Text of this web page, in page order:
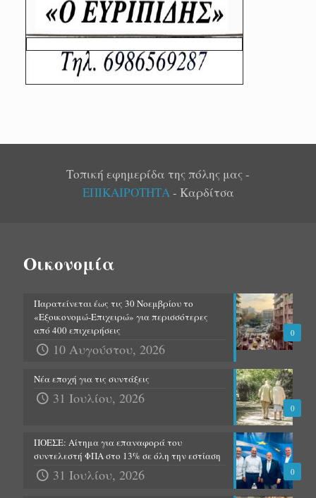
Τοπική εφημερίδα της πόλης μας -
ΕΠΙΚΑΙΡΟΤΗΤΑ- Καρδίτσα
Οικονομία
0
Παρατείνεται έως τις 30 Νοεμβρίου το
«Εξοικονομώ-Επιχειρώ» για περισσότερες
από 400 επιχειρήσεις
10 Αυγούστου, 2026
0
Νέα εποχή για τις συντάξεις
31 Ιουλίου, 2026
0
ΠΟΕΣΕ: Αίτημα για επαναφορά του
συντελεστή ΦΠΑ στο 13% σε όλη την εστίαση
31 Ιουλίου, 2026